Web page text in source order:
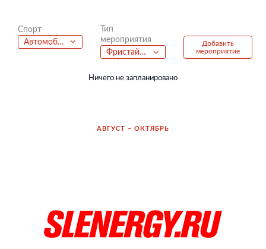
Спорт
Автомобильный спорт
Тип
мероприятия
Фристайл батлы
Добавить
мероприятие
Ничего не запланировано
АВГУСТ – ОКТЯБРЬ